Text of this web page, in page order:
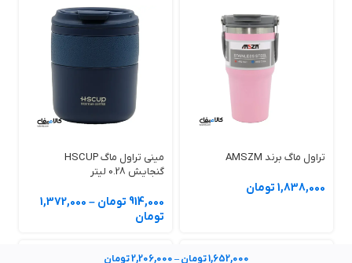
تراول ماگ برند AMSZM
1,838,000 تومان
مینی تراول ماگ HSCUP
گنجایش 0.28 لیتر
914,000 تومان –
1,372,000
تومان
1,652,000 تومان –